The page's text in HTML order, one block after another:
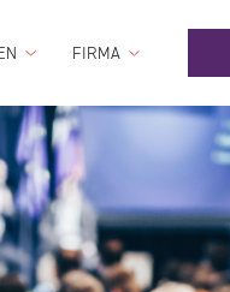
FIRMA